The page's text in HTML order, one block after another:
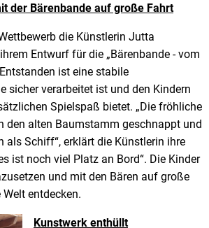
der Bärenbande auf große Fahrt
die Künstlerin Jutta
Entwurf für die „Bärenbande - vom
ist eine stabile
sicher verarbeitet ist und den Kindern
Spielspaß bietet. „Die fröhliche
den alten Baumstamm geschnappt und
als Schiff“, erklärt die Künstlerin ihre
ist noch viel Platz an Bord“. Die Kinder
und mit den Bären auf große
entdecken.
Kunstwerk enthüllt